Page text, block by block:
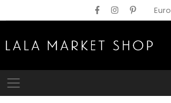
Euro
Mobile menu